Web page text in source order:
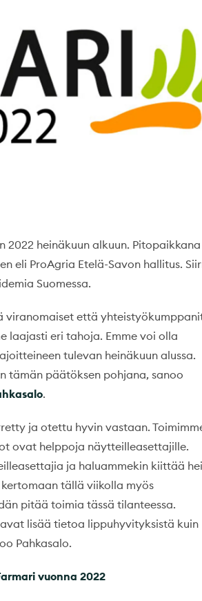
heinäkuun alkuun. Pitopaikkana
eli ProAgria Etelä-Savon hallitus.
Suomessa.
viranomaiset että
laajasti eri tahoja. Emme voi olla
tulevan heinäkuun alussa.
tämän päätöksen pohjana, sanoo
.
ja otettu hyvin vastaan.
ovat helppoja näytteilleasettajille.
ja haluammekin kiittää
tällä viikolla myös
pitää toimia tässä tilanteessa.
lisää tietoa lippuhyvityksistä kuin
Pahkasalo.
vuonna 2022